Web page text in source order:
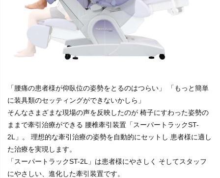
「腰痛の患者様が仰臥位の姿勢をとるのはつらい」 「もっと簡単
に装具類のセッティングができないかしら」
そんなさまざまな現場の声を反映したのが 椅子にすわった姿勢の
ままで牽引治療ができる 腰椎牽引装置「スーパートラックST-
2L」。 理想的な牽引治療の姿勢を自動的にセットし 患者様に適し
た治療を実現します。
「スーパートラックST-2L」は患者様にやさしく そしてスタッフ
にやさしい、進化した牽引装置です。